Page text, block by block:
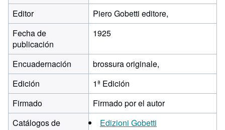
Editor
Piero Gobetti editore,
Fecha de
publicación
1925
Encuadernación
brossura originale,
Edición
1ª Edición
Firmado
Firmado por el autor
Catálogos de
Edizioni Gobetti